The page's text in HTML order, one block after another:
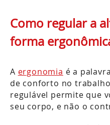
Como regular a
forma
A ergonomia é a
de conforto no
regulável permite que
seu corpo, e não o